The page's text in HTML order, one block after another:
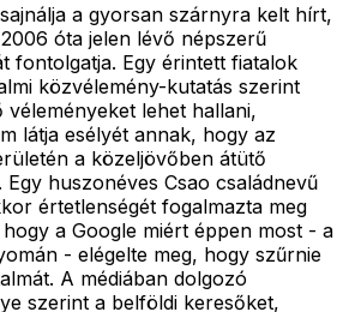
a gyorsan szárnyra kelt hírt,
óta jelen lévő népszerű
fontolgatja. Egy érintett fiatalok
közvélemény-kutatás szerint
lehet hallani,
látja esélyét annak, hogy az
a közeljövőben átütő
huszonéves Csao családnevű
értetlenségét fogalmazta meg
a Google miért éppen most - a
- elégelte meg, hogy szűrnie
A médiában dolgozó
szerint a belföldi keresőket,